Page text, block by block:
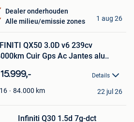
Dealer onderhouden
Alle milieu/emissie zones
1 aug 26
QX50 3.0D v6 239cv
Cuir Gps Ac Jantes alu..
Details
84.000 km 22 jul 26
Infiniti Q30 1.5d 7g-dct